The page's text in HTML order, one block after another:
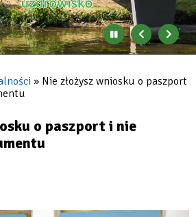
Zatrzymaj
automatyczne
się
banerów
Poprzedni
bannerbaner
Nie złożysz wniosku o paszport
o paszport i nie